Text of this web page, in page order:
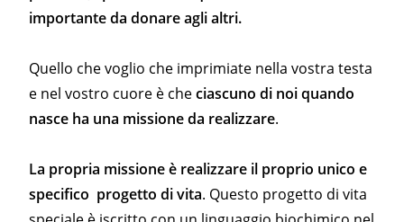
importante da donare agli altri.
Quello che voglio che imprimiate nella vostra testa
e nel vostro cuore è checiascuno di noi quando
nasce ha una missione da realizzare.
La propria missione è realizzare il proprio unico e
specifico progetto di vita. Questo progetto di vita